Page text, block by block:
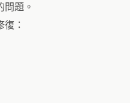
問題。
：